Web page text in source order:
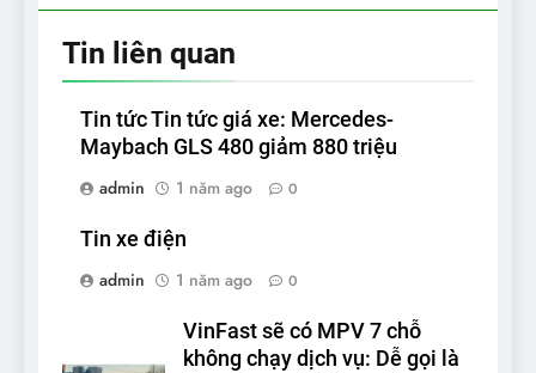
Tin liên quan
Tin tức Tin tức giá xe: Mercedes-
Maybach GLS 480 giảm 880 triệu
admin
1 năm ago 0
Tin xe điện
admin
1 năm ago 0
VinFast sẽ có MPV 7 chỗ
không chạy dịch vụ: Dễ gọi là